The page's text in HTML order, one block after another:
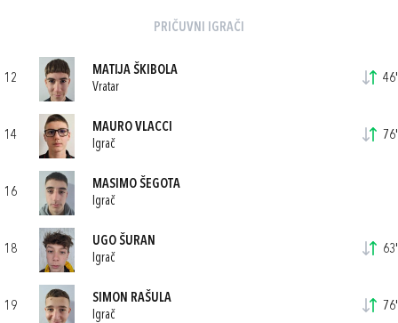
PRIČUVNI IGRAČI
12
MATIJA ŠKIBOLA
Vratar
46'
14
MAURO VLACCI
Igrač
76'
16
MASIMO ŠEGOTA
Igrač
18
UGO ŠURAN
Igrač
63'
19
SIMON RAŠULA
Igrač
76'